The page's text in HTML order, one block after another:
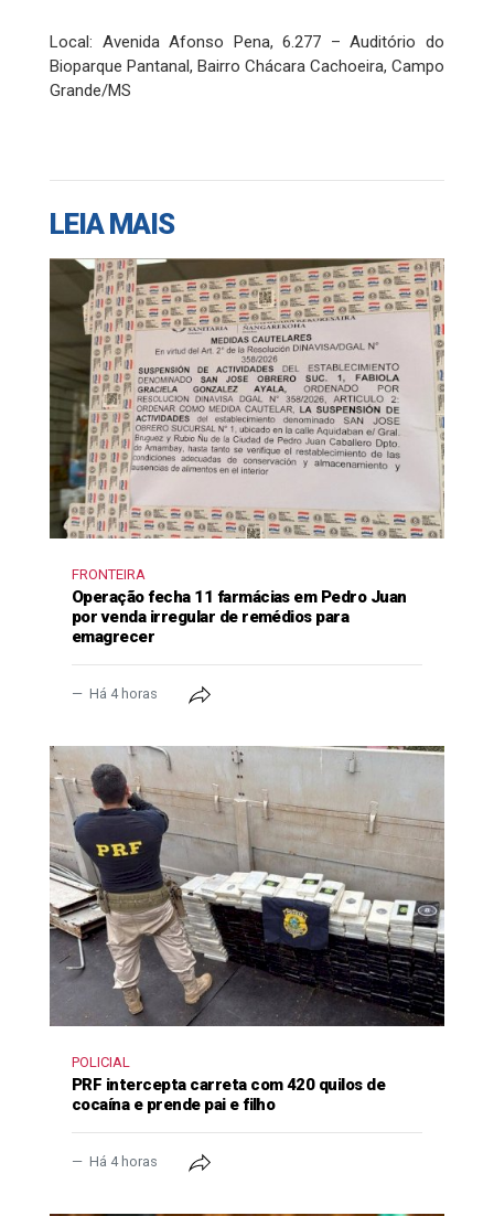
Local: Avenida Afonso Pena, 6.277 – Auditório do
Bioparque Pantanal, Bairro Chácara Cachoeira, Campo
Grande/MS
LEIA MAIS
FRONTEIRA
Operação fecha 11 farmácias em Pedro Juan
por venda irregular de remédios para
emagrecer
Há 4 horas
POLICIAL
PRF intercepta carreta com 420 quilos de
cocaína e prende pai e filho
Há 4 horas